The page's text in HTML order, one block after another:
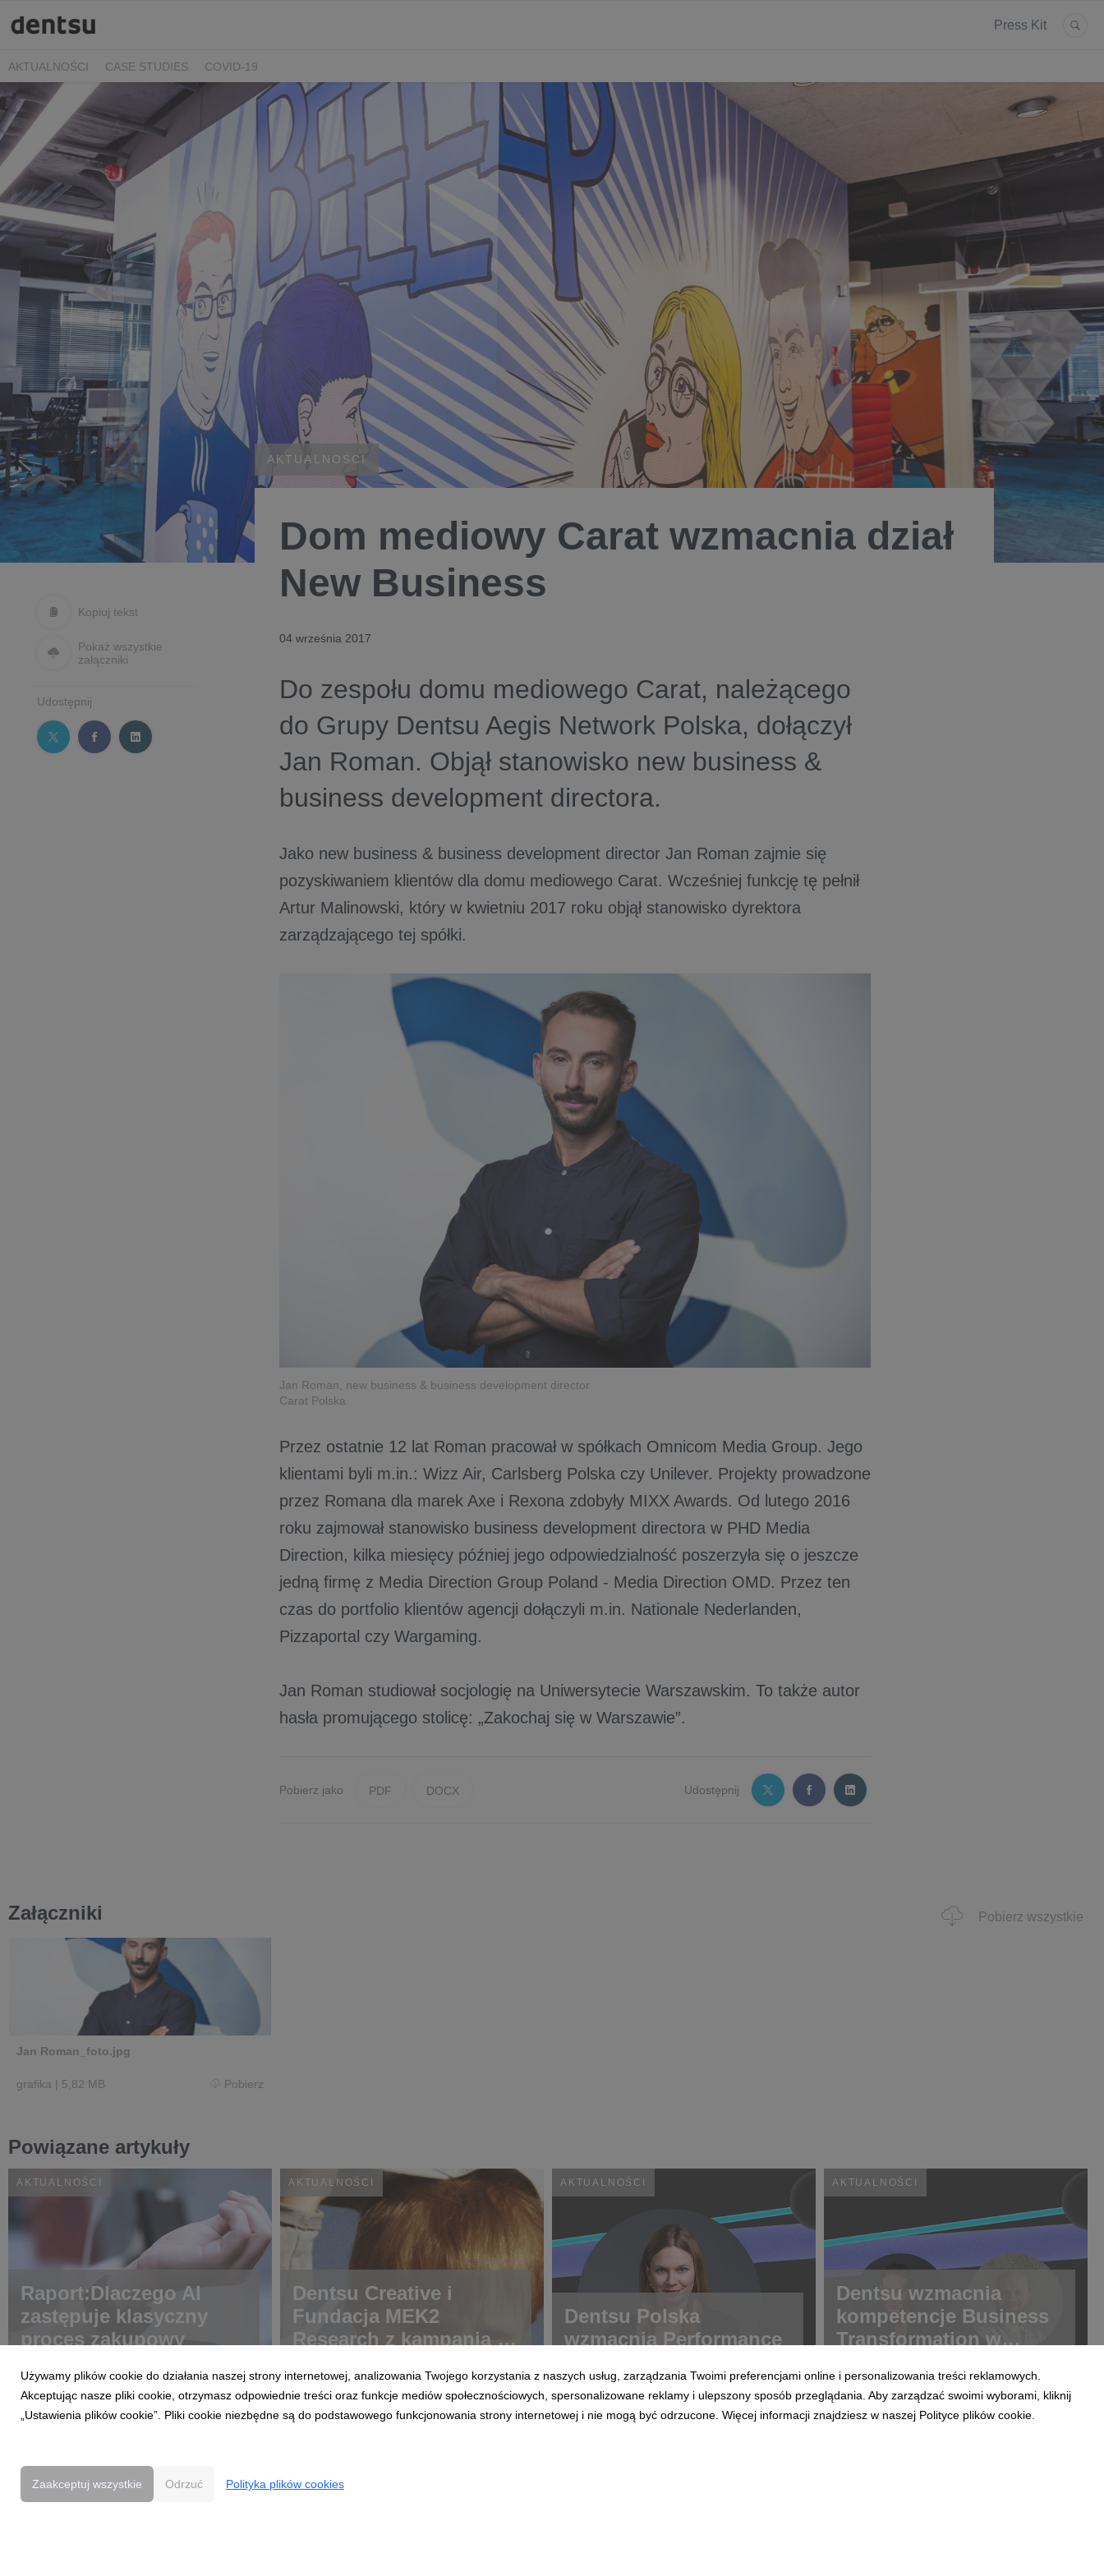
Press Kit
AKTUALNOŚCI CASE STUDIES COVID-19
Kopiuj tekst
Pokaż wszystkie
załączniki
Udostępnij
AKTUALNOŚCI
Dom mediowy Carat wzmacnia dział
New Business
04 września 2017
Do zespołu domu mediowego Carat, należącego
do Grupy Dentsu Aegis Network Polska, dołączył
Jan Roman. Objął stanowisko new business &
business development directora.
Jako new business & business development director Jan Roman zajmie się
pozyskiwaniem klientów dla domu mediowego Carat. Wcześniej funkcję tę pełnił
Artur Malinowski, który w kwietniu 2017 roku objął stanowisko dyrektora
zarządzającego tej spółki.
Jan Roman, new business & business development director
Carat Polska
Przez ostatnie 12 lat Roman pracował w spółkach Omnicom Media Group. Jego
klientami byli m.in.: Wizz Air, Carlsberg Polska czy Unilever. Projekty prowadzone
przez Romana dla marek Axe i Rexona zdobyły MIXX Awards. Od lutego 2016
roku zajmował stanowisko business development directora w PHD Media
Direction, kilka miesięcy później jego odpowiedzialność poszerzyła się o jeszcze
jedną firmę z Media Direction Group Poland - Media Direction OMD. Przez ten
czas do portfolio klientów agencji dołączyli m.in. Nationale Nederlanden,
Pizzaportal czy Wargaming.
Jan Roman studiował socjologię na Uniwersytecie Warszawskim. To także autor
hasła promującego stolicę: „Zakochaj się w Warszawie”.
Pobierz jako PDF DOCX Udostępnij
Załączniki Pobierz wszystkie
Jan Roman_foto.jpg
grafika | 5,82 MB Pobierz
Powiązane artykuły
AKTUALNOŚCI
Raport:Dlaczego AI
zastępuje klasyczny
proces zakupowy
AKTUALNOŚCI
Dentsu Creative i
Fundacja MEK2
Research z kampanią o
AKTUALNOŚCI
Dentsu Polska
wzmacnia Performance
AKTUALNOŚCI
Dentsu wzmacnia
kompetencje Business
Transformation w
Używamy plików cookie do działania naszej strony internetowej, analizowania Twojego korzystania z naszych usług, zarządzania Twoimi preferencjami online i personalizowania treści reklamowych.
Akceptując nasze pliki cookie, otrzymasz odpowiednie treści oraz funkcje mediów społecznościowych, spersonalizowane reklamy i ulepszony sposób przeglądania. Aby zarządzać swoimi wyborami, kliknij
„Ustawienia plików cookie”. Pliki cookie niezbędne są do podstawowego funkcjonowania strony internetowej i nie mogą być odrzucone. Więcej informacji znajdziesz w naszej Polityce plików cookie.
Zaakceptuj wszystkie Odrzuć Polityka plików cookies